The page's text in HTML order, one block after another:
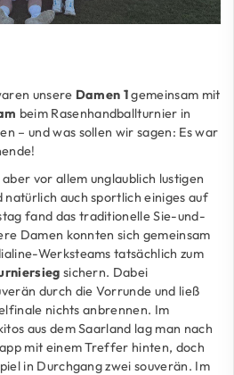
unsere Damen 1gemeinsam mit
beim Rasenhandballturnier in
– und was sollen wir sagen: Es war
vor allem unglaublich lustigen
natürlich auch sportlich einiges auf
fand das traditionelle Sie-und-
Damen konnten sich gemeinsam
Werksteams tatsächlich zum
sichern. Dabei
durch die Vorrunde und ließ
nichts anbrennen. Im
aus dem Saarland lag man nach
mit einem Treffer hinten, doch
in Durchgang zwei souverän. Im